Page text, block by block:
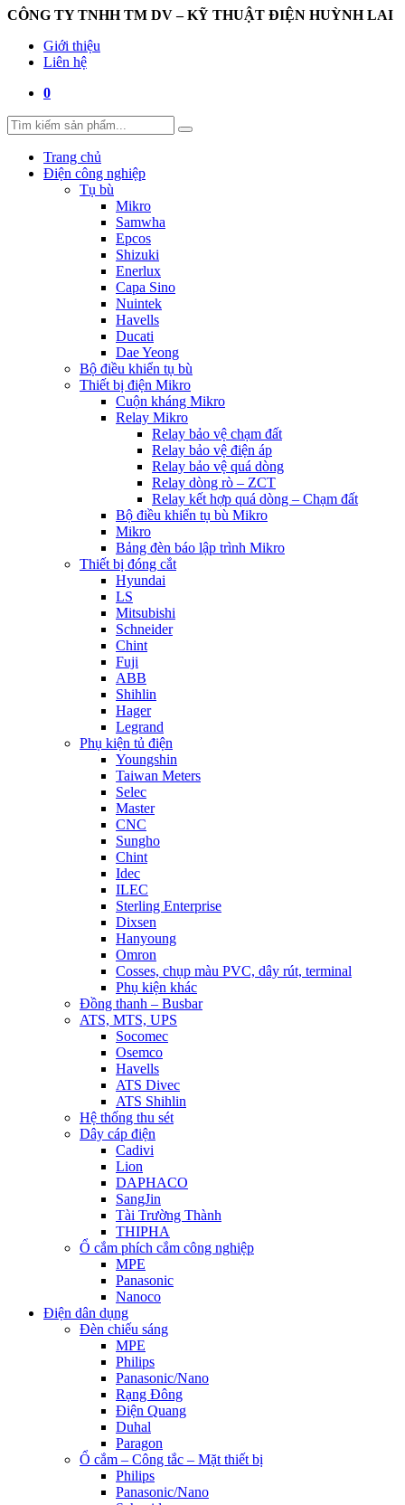
CÔNG TY TNHH TM DV – KỸ THUẬT ĐIỆN HUỲNH LAI
Giới thiệu
Liên hệ
0
Trang chủ
Điện công nghiệp
Tụ bù
Mikro
Samwha
Epcos
Shizuki
Enerlux
Capa Sino
Nuintek
Havells
Ducati
Dae Yeong
Bộ điều khiển tụ bù
Thiết bị điện Mikro
Cuộn kháng Mikro
Relay Mikro
Relay bảo vệ chạm đất
Relay bảo vệ điện áp
Relay bảo vệ quá dòng
Relay dòng rò – ZCT
Relay kết hợp quá dòng – Chạm đất
Bộ điều khiển tụ bù Mikro
Mikro
Bảng đèn báo lập trình Mikro
Thiết bị đóng cắt
Hyundai
LS
Mitsubishi
Schneider
Chint
Fuji
ABB
Shihlin
Hager
Legrand
Phụ kiện tủ điện
Youngshin
Taiwan Meters
Selec
Master
CNC
Sungho
Chint
Idec
ILEC
Sterling Enterprise
Dixsen
Hanyoung
Omron
Cosses, chụp màu PVC, dây rút, terminal
Phụ kiện khác
Đồng thanh – Busbar
ATS, MTS, UPS
Socomec
Osemco
Havells
ATS Divec
ATS Shihlin
Hệ thống thu sét
Dây cáp điện
Cadivi
Lion
DAPHACO
SangJin
Tài Trường Thành
THIPHA
Ổ cắm phích cắm công nghiệp
MPE
Panasonic
Nanoco
Điện dân dụng
Đèn chiếu sáng
MPE
Philips
Panasonic/Nano
Rạng Đông
Điện Quang
Duhal
Paragon
Ổ cắm – Công tắc – Mặt thiết bị
Philips
Panasonic/Nano